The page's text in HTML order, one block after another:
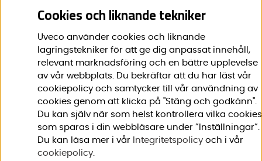
Förnamn:*
Cookies och liknande tekniker
Uveco använder cookies och liknande
lagringstekniker för att ge dig anpassat innehåll,
relevant marknadsföring och en bättre upplevelse
av vår webbplats. Du bekräftar att du har läst vår
cookiepolicy och samtycker till vår användning av
cookies genom att klicka på "Stäng och godkänn".
Du kan själv när som helst kontrollera vilka cookies
som sparas i din webbläsare under ”Inställningar”.
Du kan läsa mer i vår Integritetspolicy och i vår
cookiepolicy.